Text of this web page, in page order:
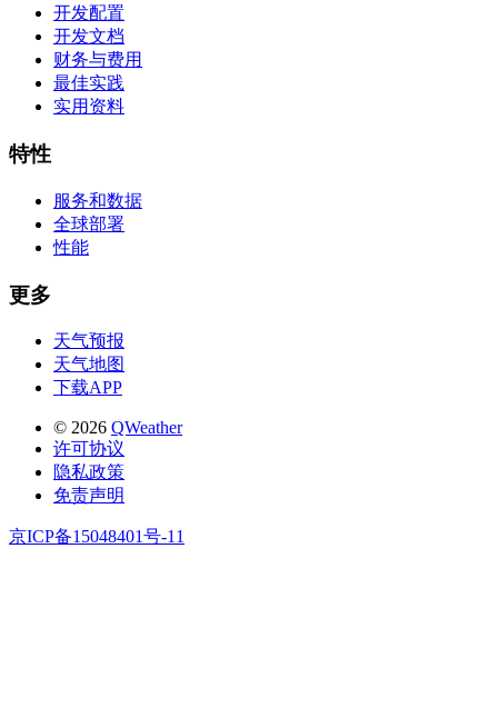
开发配置
开发文档
财务与费用
最佳实践
实用资料
特性
服务和数据
全球部署
性能
更多
天气预报
天气地图
下载APP
© 2026 QWeather
许可协议
隐私政策
免责声明
京ICP备15048401号-11